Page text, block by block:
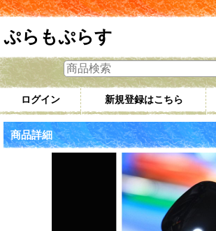
ぷらもぷらす
ログイン 新規登録はこちら
商品詳細